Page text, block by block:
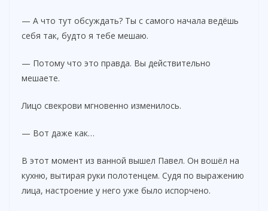
— А что тут обсуждать? Ты с самого начала ведёшь
себя так, будто я тебе мешаю.
— Потому что это правда. Вы действительно
мешаете.
Лицо свекрови мгновенно изменилось.
— Вот даже как…
В этот момент из ванной вышел Павел. Он вошёл на
кухню, вытирая руки полотенцем. Судя по выражению
лица, настроение у него уже было испорчено.